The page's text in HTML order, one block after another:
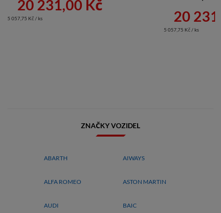
20 231,00 Kč
5 057,75 Kč / ks 20
5 057,75 Kč / ks
ZNAČKY VOZIDEL
ABARTH AIWAYS
ALFA ROMEO ASTON MARTIN
AUDI BAIC